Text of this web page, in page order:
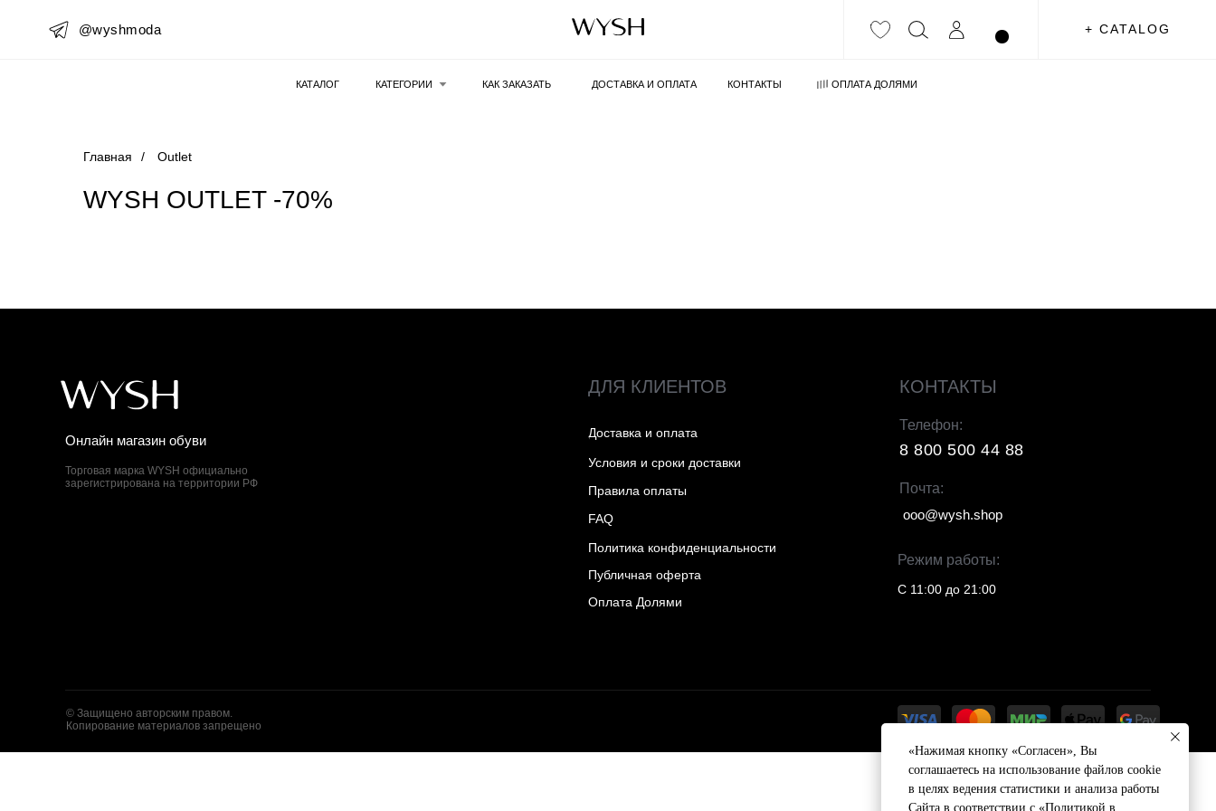
+ CATALOG
КАТЕГОРИИ КОНТАКТЫ
КАК ЗАКАЗАТЬ ДОСТАВКА И ОПЛАТА
КАТАЛОГ ОПЛАТА ДОЛЯМИ
@wyshmoda
Главная / Outlet
WYSH OUTLET -70%
Онлайн магазин обуви Доставка и оплата
ДЛЯ КЛИЕНТОВ
Политика конфиденциальности
Условия и сроки доставки
Правила оплаты
КОНТАКТЫ
Телефон:
8 800 500 44 88
Почта:
ooo@wysh.shop
С 11:00 до 21:00
Режим работы:
FAQ
Торговая марка WYSH официально
зарегистрирована на территории РФ
© Защищено авторским правом.
Копирование материалов запрещено
Публичная оферта
Оплата Долями
«Нажимая кнопку «Согласен», Вы
соглашаетесь на использование файлов cookie
в целях ведения статистики и анализа работы
Сайта в соответствии с «Политикой в